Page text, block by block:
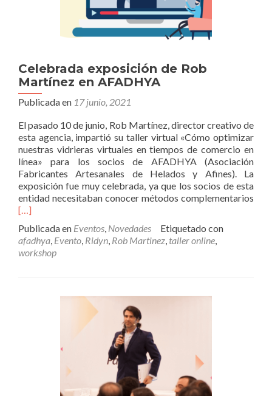
Celebrada exposición de Rob
Martínez en AFADHYA
Publicada en 17 junio, 2021
El pasado 10 de junio, Rob Martínez, director creativo de
esta agencia, impartió su taller virtual «Cómo optimizar
nuestras vidrieras virtuales en tiempos de comercio en
línea» para los socios de AFADHYA (Asociación
Fabricantes Artesanales de Helados y Afines). La
exposición fue muy celebrada, ya que los socios de esta
entidad necesitaban conocer métodos complementarios
[…]
Publicada en Eventos, Novedades
Etiquetado con
afadhya, Evento, Ridyn, Rob Martinez, taller online,
workshop